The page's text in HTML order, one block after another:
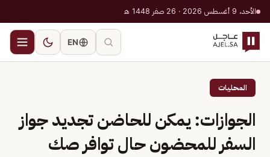
الأحد، 9 أغسطس 2026 · 26 صفر 1448 هـ
EN
المحليات
الجوازات: يمكن للحاضن تجديد جواز
السفر للمحضون حال توافر صك